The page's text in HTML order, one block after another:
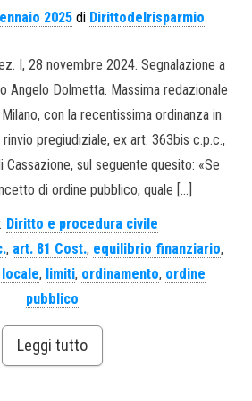
2025di Dirittodelrisparmio
I, 28 novembre 2024. Segnalazione a
Angelo Dolmetta. Massima redazionale
con la recentissima ordinanza in
pregiudiziale, ex art. 363bis c.p.c.,
Cassazione, sul seguente quesito: «Se
di ordine pubblico, quale […]
Diritto e procedura civile
, art. 81 Cost., equilibrio finanziario,
, limiti, ordinamento, ordine
pubblico
Leggi tutto